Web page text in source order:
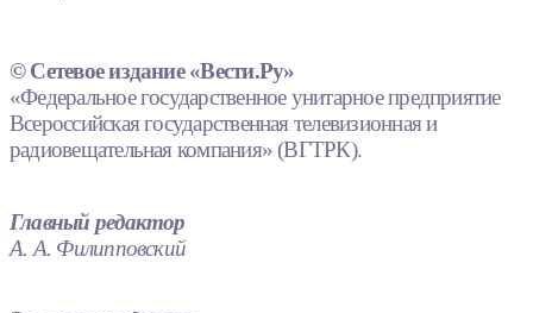
© Сетевое издание «Вести.Ру»
«Федеральное государственное унитарное предприятие
Всероссийская государственная телевизионная и
радиовещательная компания» (ВГТРК).
Главный редактор
А. А. Филипповский